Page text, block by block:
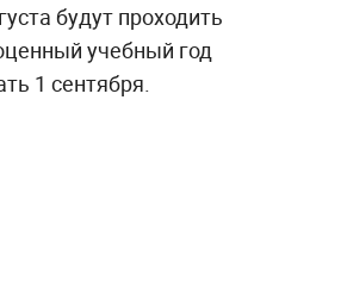
будут проходить
учебный год
1 сентября.